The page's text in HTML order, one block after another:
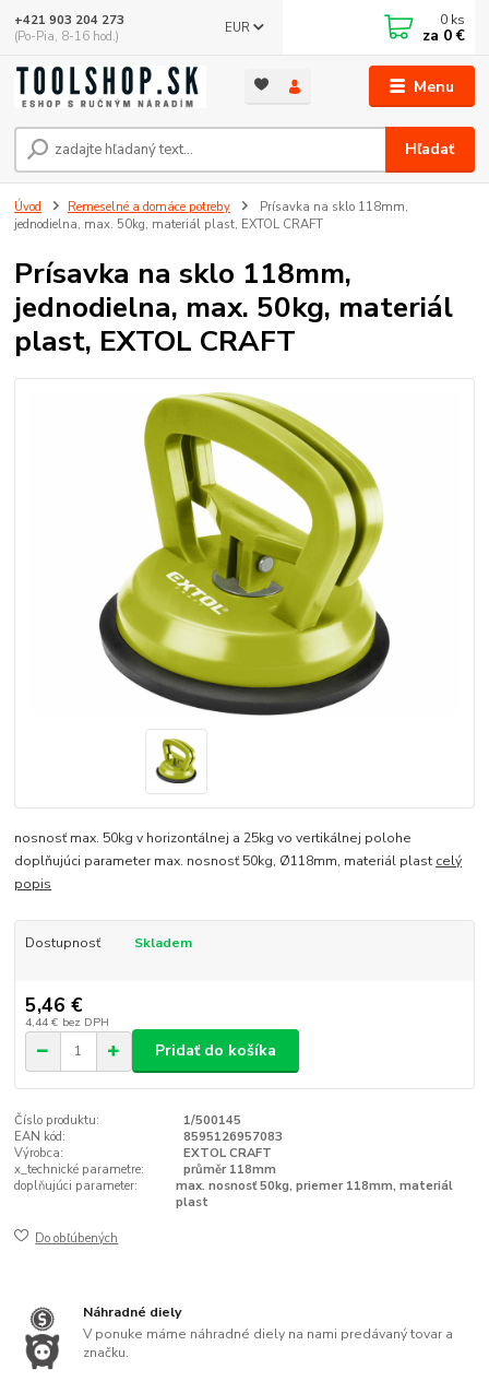
Menu
EUR
Hľadať
+421 903 204 273
(Po-Pia, 8-16 hod.)
0 ks
za 0 €
Úvod Remeselné a domáce potreby
Prísavka na sklo 118mm,
jednodielna, max. 50kg, materiál plast, EXTOL CRAFT
Prísavka na sklo 118mm,
jednodielna, max. 50kg, materiál
plast, EXTOL CRAFT
nosnosť max. 50kg v horizontálnej a 25kg vo vertikálnej polohe
doplňujúci parameter max. nosnosť 50kg, Ø118mm, materiál plast celý
popis
Dostupnosť Skladem
5,46 €
4,44 € bez DPH
Pridať do košíka
Číslo produktu:
1/500145
EAN kód:
8595126957083
Výrobca:
EXTOL CRAFT
x_technické parametre:
průměr 118mm
doplňujúci parameter:
max. nosnosť 50kg, priemer 118mm, materiál
plast
Do obľúbených
Náhradné diely
V ponuke máme náhradné diely na nami predávaný tovar a
značku.